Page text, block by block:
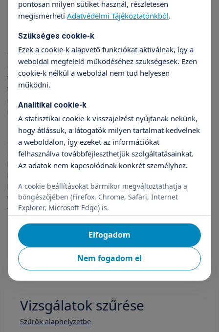
Tudásátadás online és
személyesen
feladatom is az előadás, tudásátadás. Ezt belföldön és külföldön
egyaránt művelem, sőt a Covid alatt online szakmai
továbbképzéseken is részt vettem. Az online és offline
találkozók egyaránt fontosak a tudás elmélyítése érdekében –
mutat rá Dr. Papos István, akinek szakmai hitvallása, hogy
– Mind a mai napig ahhoz tartom magam, hogy a legnagyobb
odafigyeléssel forduljak a páciensek felé, hiszen így tudjuk őket
segíteni a gyógyulásukban. Nyitottan állok minden panasz és
kérés előtt. Őszinteség és empátia nélkül nincs orvos-beteg
legszívesebben családi-baráti utazásokkal tölti, emellett
teniszezik, szakirodalmat és könnyedebb könyveket is olvas,
valamint színházba jár.
Vizsgálatok szűrése
Szűrők alaphelyzetbe
pontosan milyen sütiket használ, részletesen
megismerheti Adatvédelmi Tájékoztatónkból.
Szükséges cookie-k
Ezek a cookie-k alapvető funkciókat aktiválnak, így a
weboldal megfelelő működéséhez szükségesek. Ezen
cookie-k nélkül a weboldal nem tud helyesen
működni.
Analitikai cookie-k
A statisztikai cookie-k visszajelzést nyújtanak nekünk,
hogy átlássuk, a látogatók milyen tartalmat kedvelnek
a weboldalon, így ezeket az információkat
felhasználva továbbfejleszthetjük szolgáltatásainkat.
Az adatok nem kapcsolódnak konkrét személyhez.
A cookie beállításokat bármikor megváltoztathatja a
böngészőjében (Firefox, Chrome, Safari, Internet
Explorer, Microsoft Edge) is.
Nem fogadom el
Elfogadom